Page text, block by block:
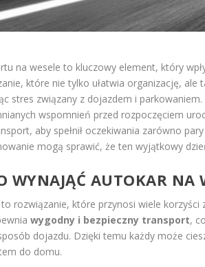
na wesele to kluczowy element, który
które nie tylko ułatwia organizację, ale
stres związany z dojazdem i
wspomnień przed rozpoczęciem
aby spełnił oczekiwania zarówno
mogą sprawić, że ten wyjątkowy
WYNAJĄĆ AUTOKAR NA
rozwiązanie, które przynosi wiele
wygodny i bezpieczny transport,
dojazdu. Dzięki temu każdy może
do domu.